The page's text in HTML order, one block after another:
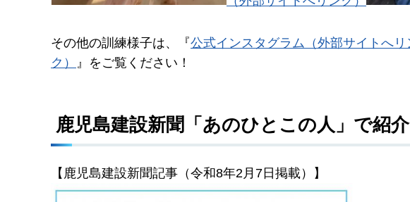
その他の訓練様子は、『公式インスタグラム（外部サイトへリ
ク）
』をご覧ください！
鹿児島建設新聞「あのひとこの人」で紹
【鹿児島建設新聞記事（令和8年2月7日掲載）】